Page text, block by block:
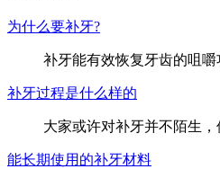
为什么要补牙?
补牙能有效恢复牙齿的咀
补牙过程是什么样的
大家或许对补牙并不陌生
能长期使用的补牙材料